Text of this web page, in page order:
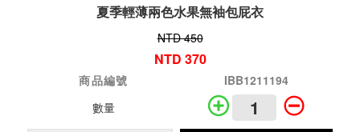
夏季輕薄兩色水果無袖包屁衣
NTD 450
NTD 370
商品編號
IBB1211194
數量